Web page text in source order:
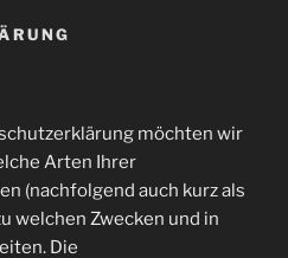
möchten wir
Arten Ihrer
(nachfolgend auch kurz als
welchen Zwecken und in
Die